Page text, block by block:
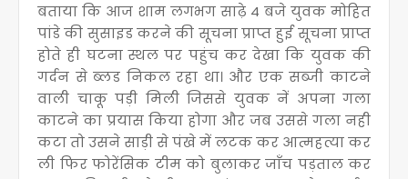
बताया कि आज शाम लगभग साढ़े 4 बजे युवक मोहित
पांडे की सुसाइड करने की सूचना प्राप्त हुई सूचना प्राप्त
होते ही घटना स्थल पर पहुंच कर देखा कि युवक की
गर्दन से ब्लड निकल रहा था। और एक सब्जी काटने
वाली चाकू पड़ी मिली जिससे युवक नें अपना गला
काटने का प्रयास किया होगा और जब उससे गला नही
कटा तो उसने साड़ी से पंखे में लटक कर आत्महत्या कर
ली फिर फोरेंसिक टीम को बुलाकर जाँच पड़ताल कर